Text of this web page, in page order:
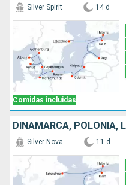
Comidas incluidas
Silver Spirit 14 d
Silver Nova 11 d